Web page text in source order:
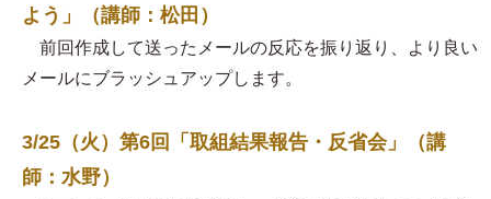
よう」（講師：松田）
前回作成して送ったメールの反応を振り返り、より良い
メールにブラッシュアップします。
3/25（火）第6回「取組結果報告・反省会」（講
師：水野）